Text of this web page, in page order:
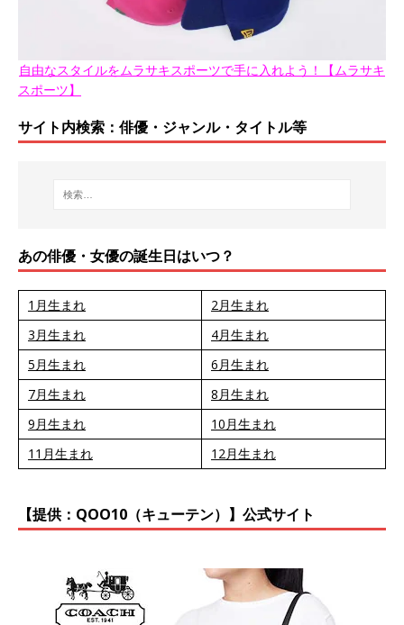
自由なスタイルをムラサキスポーツで手に入れよう！【ムラサキ
スポーツ】
サイト内検索：俳優・ジャンル・タイトル等
あの俳優・女優の誕生日はいつ？
1月生まれ
2月生まれ
3月生まれ
4月生まれ
5月生まれ
6月生まれ
7月生まれ
8月生まれ
9月生まれ
10月生まれ
11月生まれ
12月生まれ
【提供：QOO10（キューテン）】公式サイト